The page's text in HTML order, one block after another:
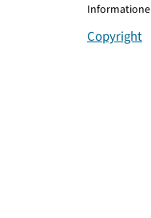
Copyright